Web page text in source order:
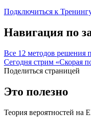
Подключиться к
Навигация по
Все 12 методов решения
Сегодня стрим «Скорая
Поделиться страницей
Это полезно
Теория вероятностей на